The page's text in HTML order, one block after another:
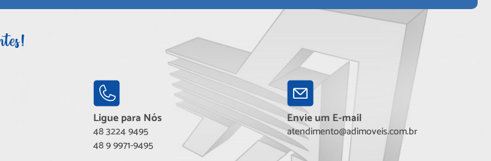
Ligue para Nós
48 3224 9495
48 9 9971-9495
Envie um E-mail
atendimento@adimoveis.com.br